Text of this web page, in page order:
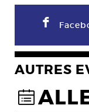
F
AUTRES
@